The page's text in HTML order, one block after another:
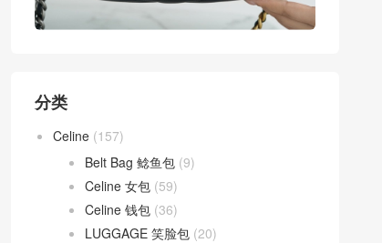
分类
Celine (157)
Belt Bag 鲶鱼包 (9)
Celine 女包 (59)
Celine 钱包 (36)
LUGGAGE 笑脸包 (20)